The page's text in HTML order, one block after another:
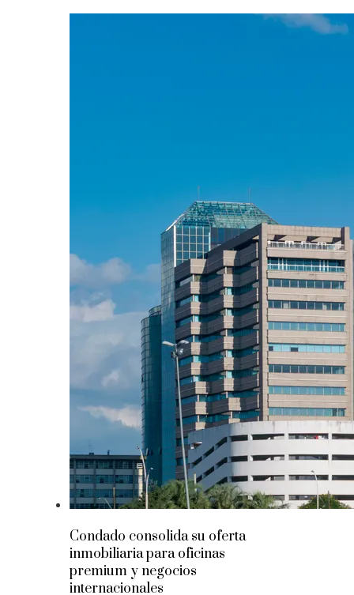
Condado consolida su oferta
inmobiliaria para oficinas
premium y negocios
internacionales